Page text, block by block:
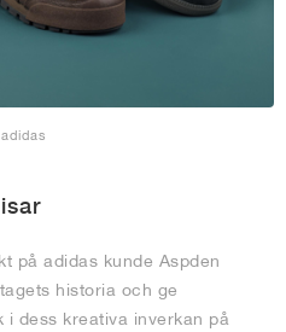
på adidas kunde Aspden
historia och ge
i dess kreativa inverkan på